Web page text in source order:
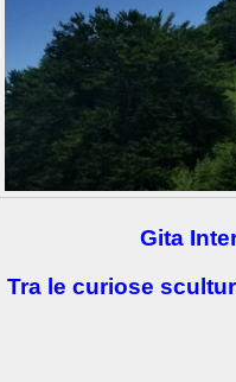
Gita
Tra le curiose